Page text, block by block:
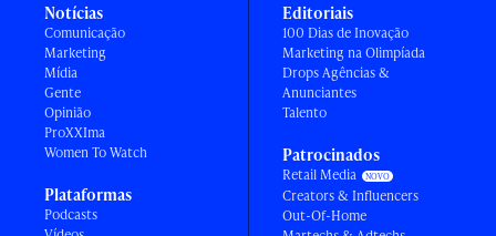
Notícias
Comunicação
Marketing
Mídia
Gente
Opinião
ProXXIma
Women To Watch
Plataformas
Podcasts
Editoriais
100 Dias de Inovação
Marketing na Olimpíada
Drops Agências &
Anunciantes
Talento
Patrocinados
Retail Media
Creators & Influencers
Out-Of-Home